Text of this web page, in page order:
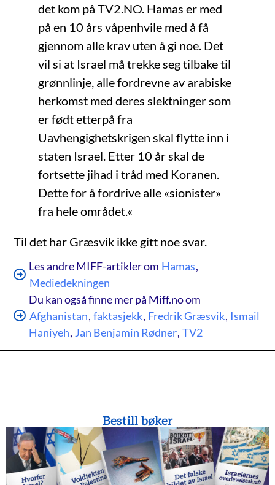
det kom på TV2.NO. Hamas er med
på en 10 års våpenhvile med å få
gjennom alle krav uten å gi noe. Det
vil si at Israel må trekke seg tilbake til
grønnlinje, alle fordrevne av arabiske
herkomst med deres slektninger som
er født etterpå fra
Uavhengighetskrigen skal flytte inn i
staten Israel. Etter 10 år skal de
fortsette jihad i tråd med Koranen.
Dette for å fordrive alle «sionister»
fra hele området.«
Til det har Græsvik ikke gitt noe svar.
Les andre MIFF-artikler om Hamas,
Mediedekningen
Du kan også finne mer på Miff.no om
Afghanistan, faktasjekk, Fredrik Græsvik, Ismail
Haniyeh, Jan Benjamin Rødner, TV2
Bestill bøker